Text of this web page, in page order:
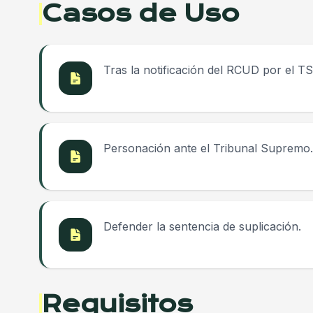
Casos de Uso
Tras la notificación del RCUD por el
Personación ante el Tribunal Supremo.
Defender la sentencia de suplicación.
Requisitos